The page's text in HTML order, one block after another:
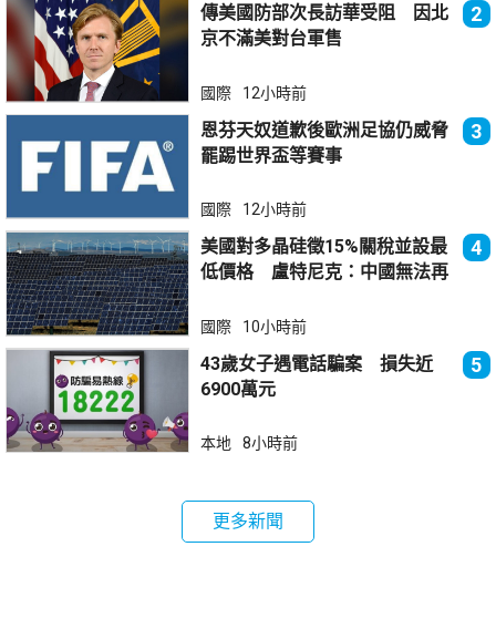
傳美國防部次長訪華受阻 因北
京不滿美對台軍售
2
國際 12小時前
恩芬天奴道歉後歐洲足協仍威脅
罷踢世界盃等賽事
3
國際 12小時前
美國對多晶硅徵15%關稅並設最
低價格 盧特尼克：中國無法再
4
國際 10小時前
43歲女子遇電話騙案 損失近
6900萬元
5
本地 8小時前
更多新聞